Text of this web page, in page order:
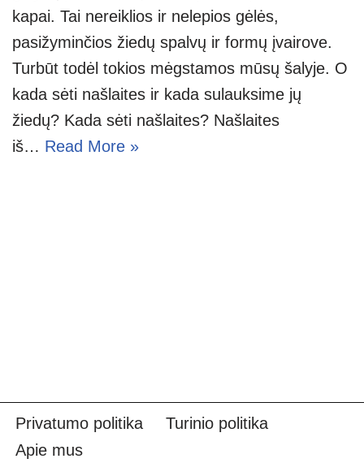
kapai. Tai nereiklios ir nelepios gėlės,
pasižyminčios žiedų spalvų ir formų įvairove.
Turbūt todėl tokios mėgstamos mūsų šalyje. O
kada sėti našlaites ir kada sulauksime jų
žiedų? Kada sėti našlaites? Našlaites
iš… Read More »
Privatumo politika
Turinio politika
Apie mus